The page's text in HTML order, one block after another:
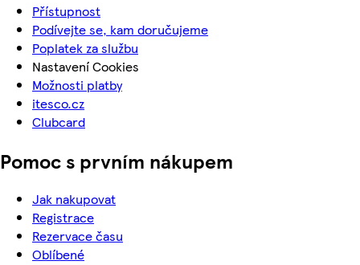
Přístupnost
Podívejte se, kam doručujeme
Poplatek za službu
Nastavení Cookies
Možnosti platby
itesco.cz
Clubcard
Pomoc s prvním nákupem
Jak nakupovat
Registrace
Rezervace času
Oblíbené